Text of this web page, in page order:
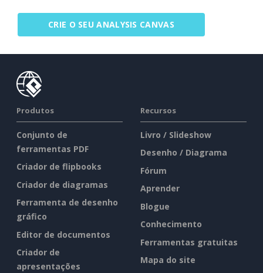
CRIE O SEU ANALYSIS CANVAS
Produtos
Conjunto de
ferramentas PDF
Criador de flipbooks
Criador de diagramas
Ferramenta de desenho
gráfico
Editor de documentos
Criador de
apresentações
Recursos
Livro / Slideshow
Desenho / Diagrama
Fórum
Aprender
Blogue
Conhecimento
Ferramentas gratuitas
Mapa do site